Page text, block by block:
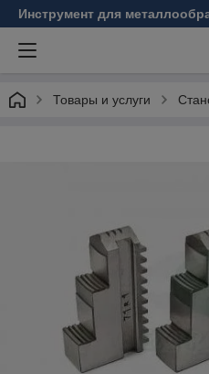
Инструмент для
Товары и услуги